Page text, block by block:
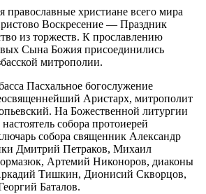
православные христиане всего мира
Воскресение — Праздник
из торжеств. К прославлению
Сына Божия присоединились
митрополии.
Пасхальное богослужение
Аристарх, митрополит
На Божественной литургии
собора протоиерей
собора священник Александр
Дмитрий Петраков, Михаил
Артемий Никоноров, диаконы
Тишкин, Дионисий Скворцов,
Баталов.